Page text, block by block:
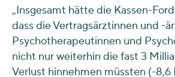
„Insgesamt hätte die Kassen-
dass die Vertragsärztinnen und -
Psychotherapeutinnen und
nicht nur weiterhin die fast 3
Verlust hinnehmen müssten (-8,6